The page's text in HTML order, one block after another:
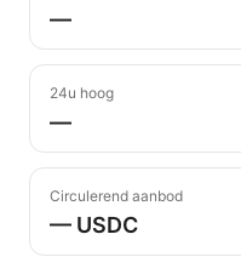
—
24u hoog
—
Circulerend aanbod
— USDC